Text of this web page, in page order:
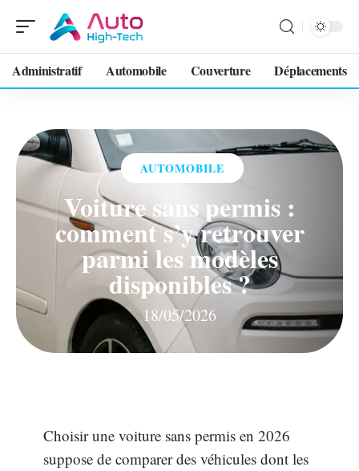
Administratif Automobile Couverture Déplacements
AUTOMOBILE
Voiture sans permis :
comment s’y retrouver
parmi les modèles
disponibles ?
18/05/2026
Choisir une voiture sans permis en 2026
suppose de comparer des véhicules dont les